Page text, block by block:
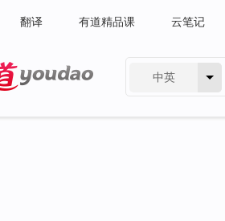
翻译 有道精品课 云笔记
中英